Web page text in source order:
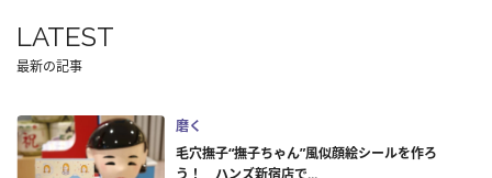
LATEST
最新の記事
磨く
毛穴撫子“撫子ちゃん”風似顔絵シールを作ろ